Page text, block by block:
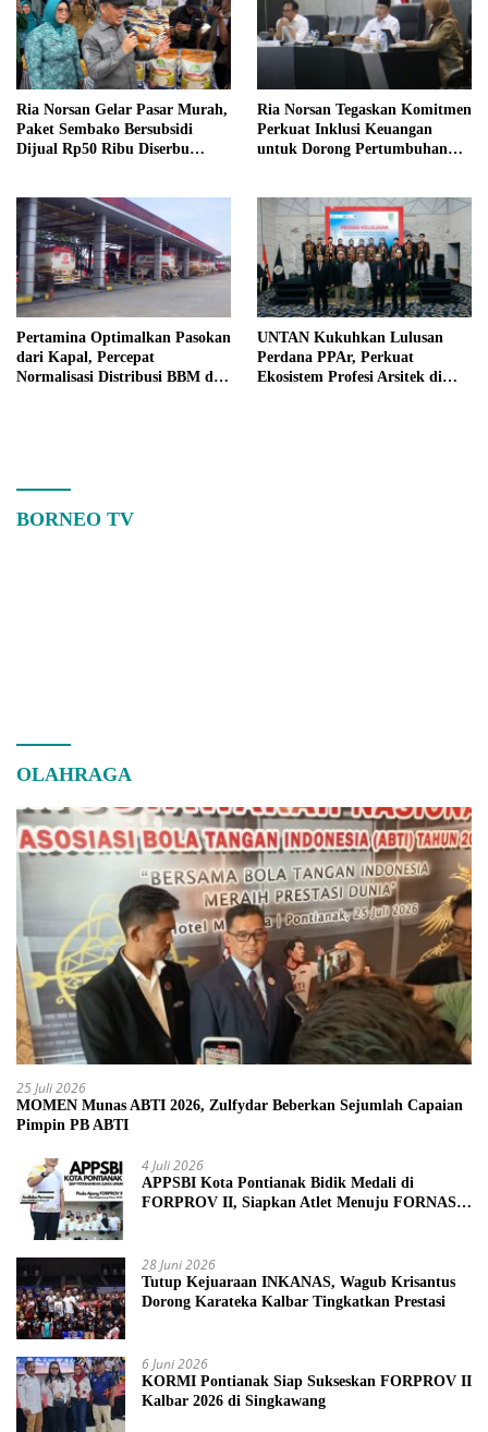
Ria Norsan Gelar Pasar Murah,
Paket Sembako Bersubsidi
Dijual Rp50 Ribu Diserbu
Ria Norsan Tegaskan Komitmen
Perkuat Inklusi Keuangan
untuk Dorong Pertumbuhan
Pertamina Optimalkan Pasokan
dari Kapal, Percepat
Normalisasi Distribusi BBM di
UNTAN Kukuhkan Lulusan
Perdana PPAr, Perkuat
Ekosistem Profesi Arsitek di
BORNEO TV
OLAHRAGA
25 Juli 2026
MOMEN Munas ABTI 2026, Zulfydar Beberkan Sejumlah Capaian
Pimpin PB ABTI
4 Juli 2026
APPSBI Kota Pontianak Bidik Medali di
FORPROV II, Siapkan Atlet Menuju FORNAS
28 Juni 2026
Tutup Kejuaraan INKANAS, Wagub Krisantus
Dorong Karateka Kalbar Tingkatkan Prestasi
6 Juni 2026
KORMI Pontianak Siap Sukseskan FORPROV II
Kalbar 2026 di Singkawang